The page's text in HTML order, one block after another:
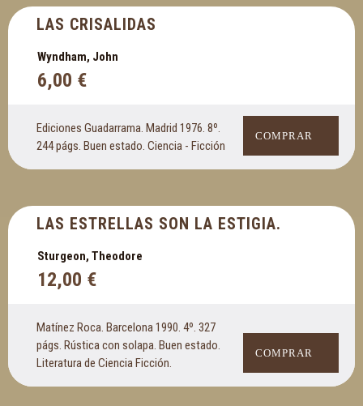
LAS CRISALIDAS
Wyndham, John
6,00 €
Ediciones Guadarrama. Madrid 1976. 8º.
244 págs. Buen estado. Ciencia - Ficción
COMPRAR
LAS ESTRELLAS SON LA ESTIGIA.
Sturgeon, Theodore
12,00 €
Matínez Roca. Barcelona 1990. 4º. 327
págs. Rústica con solapa. Buen estado.
Literatura de Ciencia Ficción.
COMPRAR